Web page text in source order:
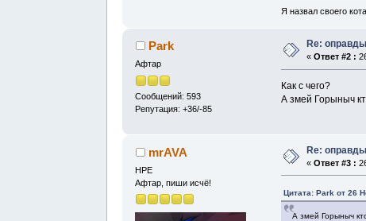
Я назвал своего
Park
Афтар
Сообщений: 593
Репутация: +36/-85
Re:
«Ответ #2 :
Как с чего?
А змей Горыныч
mrAVA
НРЕ
Афтар, пиши исчё!
Re:
«Ответ #3 :
Цитата: Park от 26
А змей Горыныч